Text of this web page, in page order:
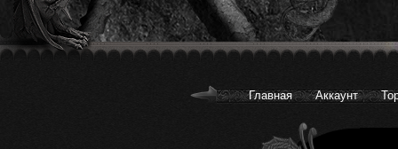
Главная Аккаунт